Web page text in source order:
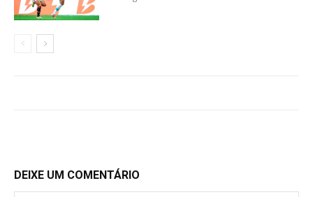
DEIXE UM COMENTÁRIO